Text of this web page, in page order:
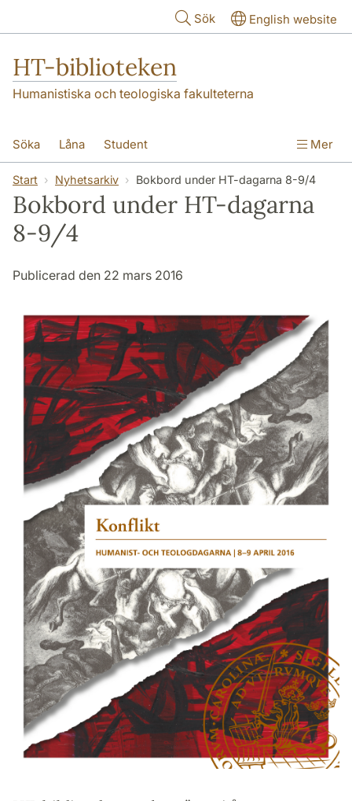
Sök English website
HT-biblioteken
Humanistiska och teologiska fakulteterna
Söka Låna Student
Forskare/doktorand Lärare Kontakt
Om oss
Mer
Start Nyhetsarkiv Bokbord under HT-dagarna 8-9/4
Bokbord under HT-dagarna
8-9/4
Publicerad den 22 mars 2016